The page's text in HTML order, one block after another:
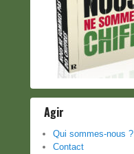
Agir
Qui sommes-nous ?
Contact